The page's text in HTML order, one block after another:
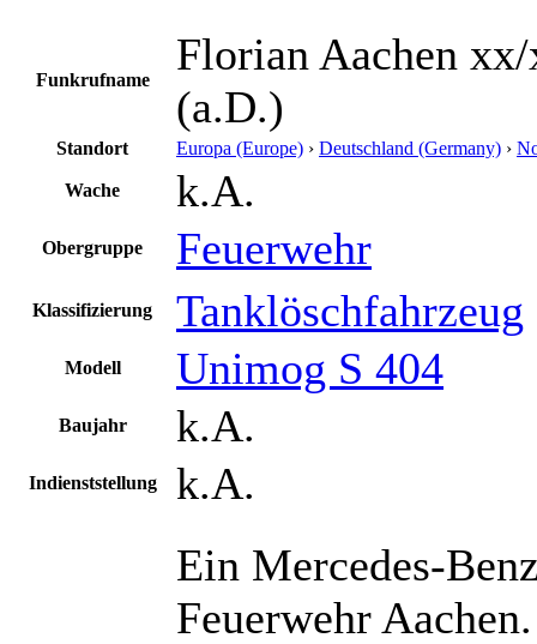
Funkrufname
Florian Aachen
(a.D.)
Standort Europa (Europe) › Deutschland (Germany) ›
Wache k.A.
Obergruppe Feuerwehr
Klassifizierung Tanklöschfahrzeug
Modell Unimog S 404
Baujahr k.A.
Indienststellung k.A.
Ein Mercedes-
Feuerwehr Aachen.